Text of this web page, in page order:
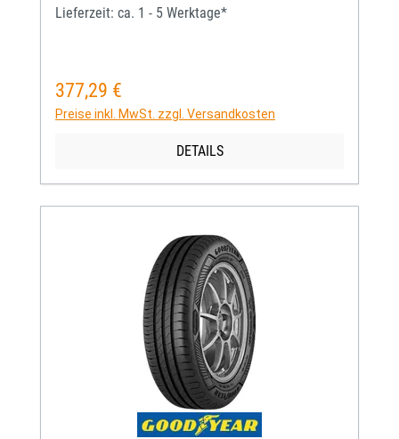
Lieferzeit: ca. 1 - 5 Werktage*
Regulärer Preis:
377,29 €
Preise inkl. MwSt. zzgl. Versandkosten
DETAILS